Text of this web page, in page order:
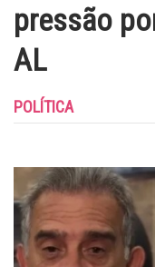
pressão
AL
POLÍTICA